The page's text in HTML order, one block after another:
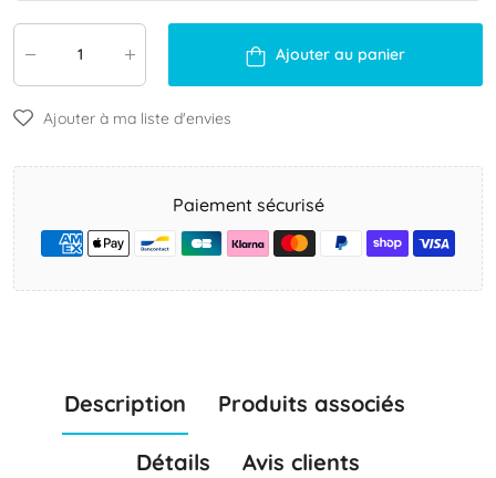
Ajouter au panier
Ajouter à ma liste d'envies
Paiement sécurisé
Description Produits associés
Détails Avis clients